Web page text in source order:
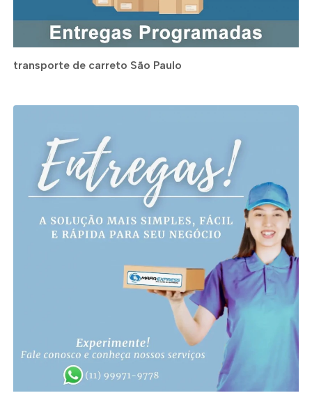
transporte de carreto São Paulo